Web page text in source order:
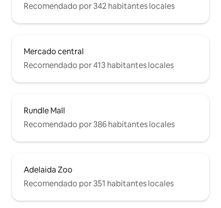
Recomendado por 342 habitantes locales
Mercado central
Recomendado por 413 habitantes locales
Rundle Mall
Recomendado por 386 habitantes locales
Adelaida Zoo
Recomendado por 351 habitantes locales